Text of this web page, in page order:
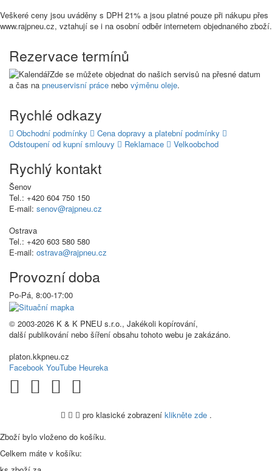
Veškeré ceny jsou uváděny s DPH 21% a jsou platné pouze při nákupu přes
www.rajpneu.cz, vztahují se i na osobní odběr internetem objednaného zboží.
Rezervace termínů
Zde se můžete objednat do našich servisů na přesné datum
a čas na pneuservisní práce nebo výměnu oleje.
Rychlé odkazy
Obchodní podmínky
Cena dopravy a platební podmínky
Odstoupení od kupní smlouvy
Reklamace Velkoobchod
Rychlý kontakt
Šenov
Tel.: +420 604 750 150
E-mail: senov@rajpneu.cz
Ostrava
Tel.: +420 603 580 580
E-mail: ostrava@rajpneu.cz
Provozní doba
Po-Pá, 8:00-17:00
© 2003-2026 K & K PNEU s.r.o., Jakékoli kopírování,
další publikování nebo šíření obsahu tohoto webu je zakázáno.
platon.kkpneu.cz
Facebook YouTube Heureka
pro klasické zobrazení klikněte zde.
Zboží bylo vloženo do košíku.
Celkem máte v košíku: